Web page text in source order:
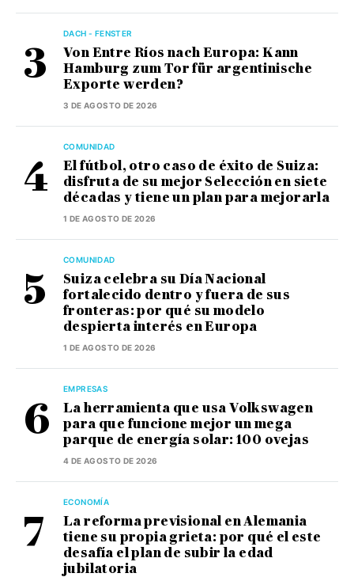
DACH - FENSTER
Von Entre Ríos nach Europa: Kann
Hamburg zum Tor für argentinische
Exporte werden?
3 DE AGOSTO DE 2026
COMUNIDAD
El fútbol, otro caso de éxito de Suiza:
disfruta de su mejor Selección en siete
décadas y tiene un plan para mejorarla
1 DE AGOSTO DE 2026
COMUNIDAD
Suiza celebra su Día Nacional
fortalecido dentro y fuera de sus
fronteras: por qué su modelo
despierta interés en Europa
1 DE AGOSTO DE 2026
EMPRESAS
La herramienta que usa Volkswagen
para que funcione mejor un mega
parque de energía solar: 100 ovejas
4 DE AGOSTO DE 2026
ECONOMÍA
La reforma previsional en Alemania
tiene su propia grieta: por qué el este
desafía el plan de subir la edad
jubilatoria